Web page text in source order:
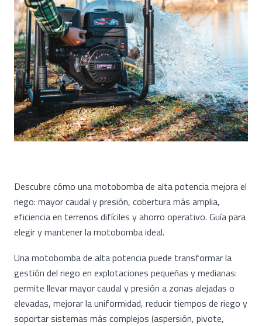
Descubre cómo una motobomba de alta potencia mejora el
riego: mayor caudal y presión, cobertura más amplia,
eficiencia en terrenos difíciles y ahorro operativo. Guía para
elegir y mantener la motobomba ideal.
Una motobomba de alta potencia puede transformar la
gestión del riego en explotaciones pequeñas y medianas:
permite llevar mayor caudal y presión a zonas alejadas o
elevadas, mejorar la uniformidad, reducir tiempos de riego y
soportar sistemas más complejos (aspersión, pivote,